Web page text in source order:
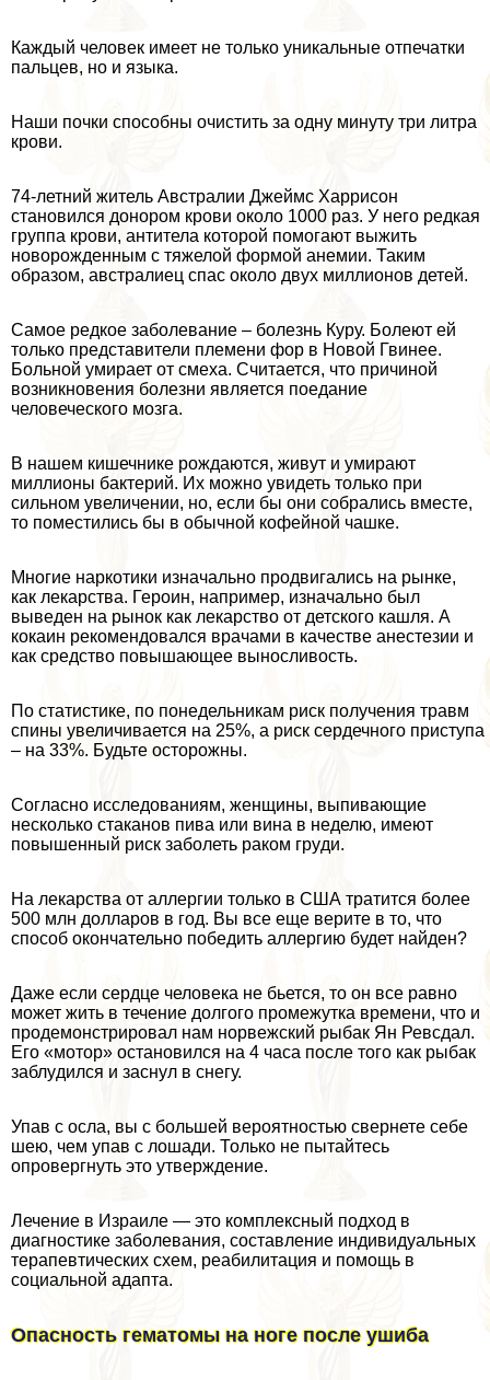
Каждый человек имеет не только уникальные отпечатки
пальцев, но и языка.
Наши почки способны очистить за одну минуту три литра
крови.
74-летний житель Австралии Джеймс Харрисон
становился донором крови около 1000 раз. У него редкая
группа крови, антитела которой помогают выжить
новорожденным с тяжелой формой анемии. Таким
образом, австралиец спас около двух миллионов детей.
Самое редкое заболевание – болезнь Куру. Болеют ей
только представители племени фор в Новой Гвинее.
Больной умирает от смеха. Считается, что причиной
возникновения болезни является поедание
человеческого мозга.
В нашем кишечнике рождаются, живут и умирают
миллионы бактерий. Их можно увидеть только при
сильном увеличении, но, если бы они собрались вместе,
то поместились бы в обычной кофейной чашке.
Многие наркотики изначально продвигались на рынке,
как лекарства. Героин, например, изначально был
выведен на рынок как лекарство от детского кашля. А
кокаин рекомендовался врачами в качестве анестезии и
как средство повышающее выносливость.
По статистике, по понедельникам риск получения травм
спины увеличивается на 25%, а риск сердечного приступа
– на 33%. Будьте осторожны.
Согласно исследованиям, женщины, выпивающие
несколько стаканов пива или вина в неделю, имеют
повышенный риск заболеть paком гpyди.
На лекарства от аллергии только в США тратится более
500 млн долларов в год. Вы все еще верите в то, что
способ окончательно победить аллергию будет найден?
Даже если сердце человека не бьется, то он все равно
может жить в течение долгого промежутка времени, что и
продемонстрировал нам норвежский рыбак Ян Ревсдал.
Его «мотор» остановился на 4 часа после того как рыбак
заблyдился и заснул в снегу.
Упав с осла, вы с большей вероятностью свернете себе
шею, чем упав с лошади. Только не пытайтесь
опровергнуть это утверждение.
Лечение в Израиле — это комплексный подход в
диагностике заболевания, составление индивидуальных
терапевтических схем, реабилитация и помощь в
социальной адапта.
Опасность гематомы на ноге после ушиба